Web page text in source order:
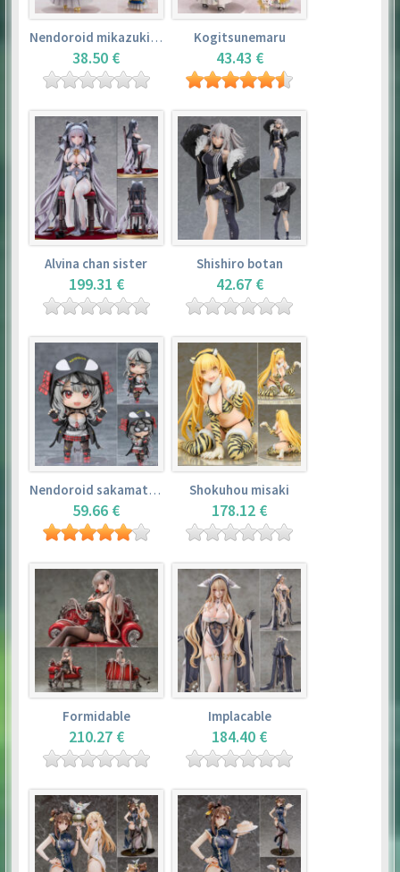
Nendoroid mikazuki munechika
38.50 €
Kogitsunemaru
43.43 €
Alvina chan sister
199.31 €
Shishiro botan
42.67 €
Nendoroid sakamata chloe
59.66 €
Shokuhou misaki
178.12 €
Formidable
210.27 €
Implacable
184.40 €